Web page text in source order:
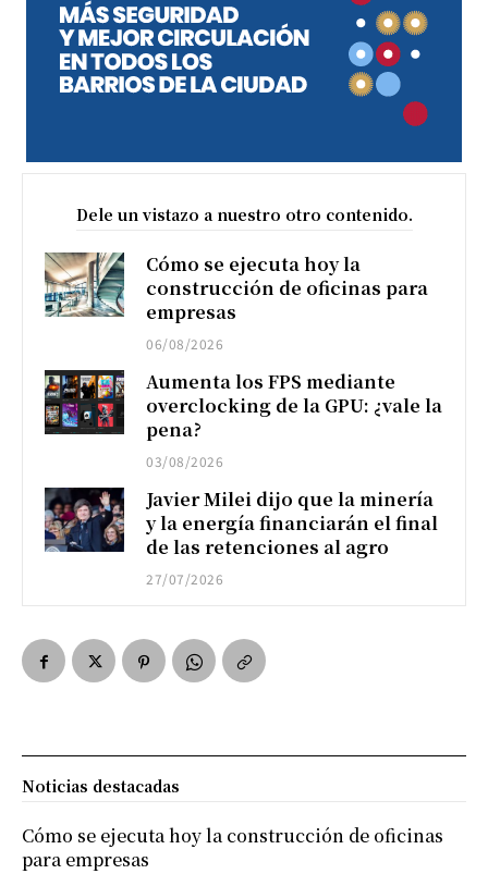
Dele un vistazo a nuestro otro contenido.
Cómo se ejecuta hoy la
construcción de oficinas para
empresas
06/08/2026
Aumenta los FPS mediante
overclocking de la GPU: ¿vale la
pena?
03/08/2026
Javier Milei dijo que la minería
y la energía financiarán el final
de las retenciones al agro
27/07/2026
Noticias destacadas
Cómo se ejecuta hoy la construcción de oficinas
para empresas